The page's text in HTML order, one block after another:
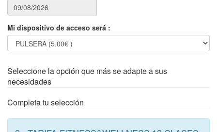
Mi dispositivo de acceso será :
Seleccione la opción que más se adapte a sus
necesidades
Completa tu selección